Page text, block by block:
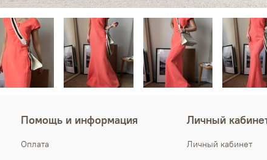
Помощь и информация
Оплата
Личный
Личный кабинет